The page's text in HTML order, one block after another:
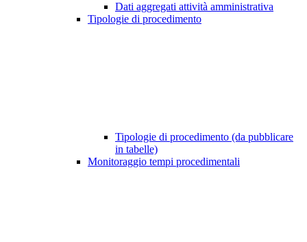
Dati aggregati attività amministrativa
Tipologie di procedimento
Tipologie di procedimento (da pubblicare
in tabelle)
Monitoraggio tempi procedimentali